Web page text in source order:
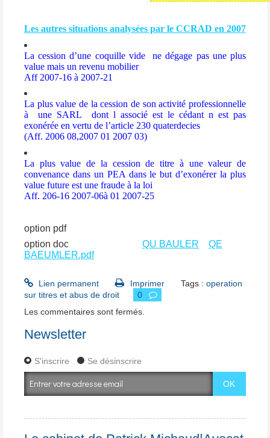
Les autres situations analysées par le CCRAD en 2007
La cession d’une coquille vide
ne dégage pas une plus
value mais un revenu mobilier
Aff 2007-16 à 2007-21
La plus value de la cession de son activité professionnelle
à
une SARL
dont l associé est le cédant n est pas
exonérée en vertu de l’article 230 quaterdecies
(Aff. 2006 08,2007 01 2007 03)
La plus value de la cession de titre à une valeur de
convenance dans un PEA dans le but d’exonérer la plus
value future est une fraude à la loi
Aff. 206-16 2007-06à 01 2007-25
option pdf
option doc
QU BAULER
QE
BAEUMLER.pdf
Lien permanent Imprimer Tags : operation
sur titres et abus de droit
0
Les commentaires sont fermés.
Newsletter
S'inscrire Se désinscrire